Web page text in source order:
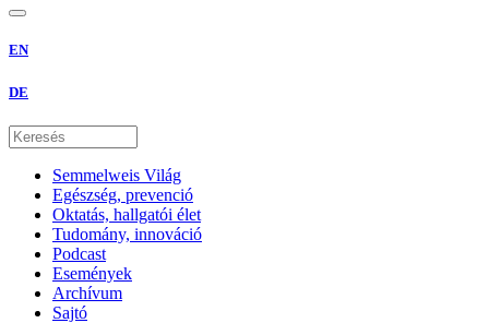
EN
DE
Semmelweis Világ
Egészség, prevenció
Oktatás, hallgatói élet
Tudomány, innováció
Podcast
Események
Archívum
Sajtó